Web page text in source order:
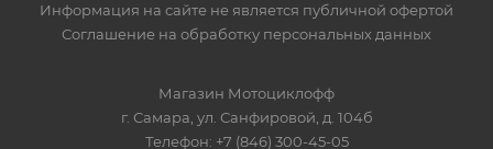
Информация на сайте не является публичной офертой
Соглашение на обработку персональных данных
Магазин Мотоциклофф
г. Самара ул. Санфировой, д. 104б
Телефон: +7 (846) 300-45-05